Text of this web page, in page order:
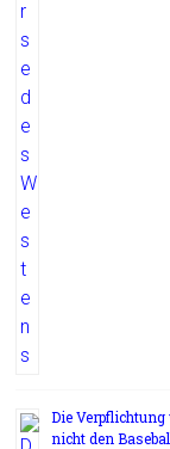
Die
nicht den